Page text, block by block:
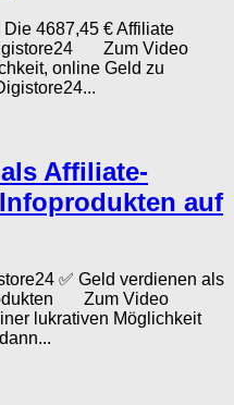
4687,45 € Affiliate
Zum Video
online Geld zu
Affiliate-
auf
✅ Geld verdienen als
Zum Video
lukrativen Möglichkeit